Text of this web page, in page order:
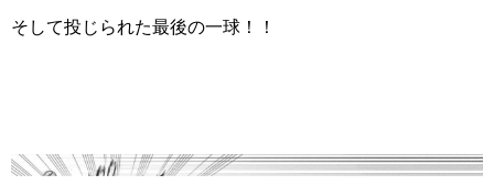
そして投じられた最後の一球！！